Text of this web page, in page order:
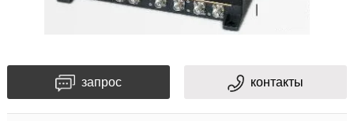
запрос контакты